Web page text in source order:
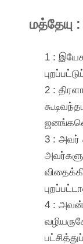
மத்தேயு
1 :
2 :
3 :
4 : அவன்